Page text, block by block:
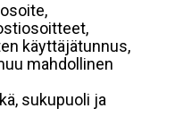
käyttäjätunnus,
mahdollinen
sukupuoli ja